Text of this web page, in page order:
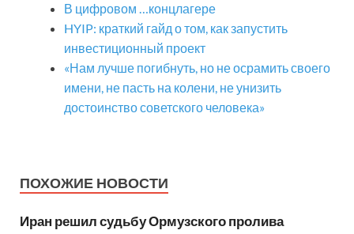
В цифровом …концлагере
HYIP: краткий гайд о том, как запустить
инвестиционный проект
«Нам лучше погибнуть, но не осрамить своего
имени, не пасть на колени, не унизить
достоинство советского человека»
ПОХОЖИЕ НОВОСТИ
Иран решил судьбу Ормузского пролива